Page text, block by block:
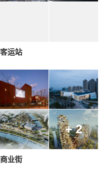
客运站
+ 2
商业街